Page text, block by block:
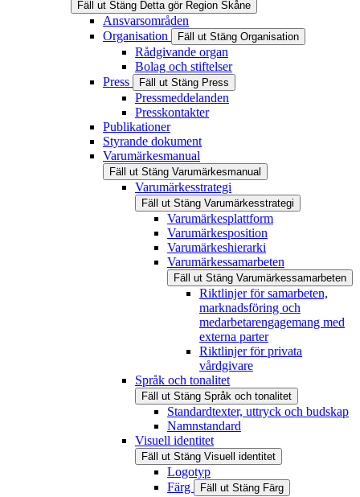
Fäll ut Stäng Detta gör Region Skåne
Ansvarsområden
Organisation
Fäll ut Stäng Organisation
Rådgivande organ
Bolag och stiftelser
Press
Fäll ut Stäng Press
Pressmeddelanden
Presskontakter
Publikationer
Styrande dokument
Varumärkesmanual
Fäll ut Stäng Varumärkesmanual
Varumärkesstrategi
Fäll ut Stäng Varumärkesstrategi
Varumärkesplattform
Varumärkesposition
Varumärkeshierarki
Varumärkessamarbeten
Fäll ut Stäng Varumärkessamarbeten
Riktlinjer för samarbeten,
marknadsföring och
medarbetarengagemang med
externa parter
Riktlinjer för privata
vårdgivare
Språk och tonalitet
Fäll ut Stäng Språk och tonalitet
Standardtexter, uttryck och budskap
Namnstandard
Visuell identitet
Fäll ut Stäng Visuell identitet
Logotyp
Färg
Fäll ut Stäng Färg